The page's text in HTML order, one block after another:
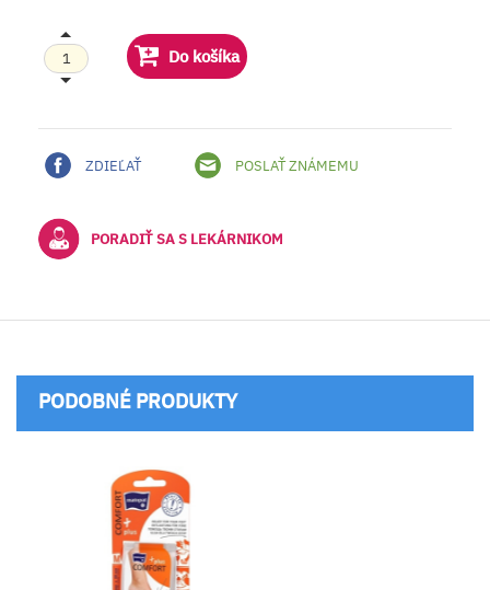
Do košíka
ZDIEĽAŤ POSLAŤ ZNÁMEMU
PORADIŤ SA S LEKÁRNIKOM
PODOBNÉ PRODUKTY